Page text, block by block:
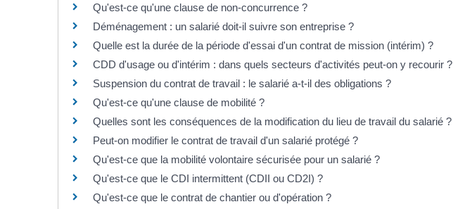
Qu'est-ce qu'une clause de non-concurrence ?
Déménagement : un salarié doit-il suivre son entreprise ?
Quelle est la durée de la période d'essai d'un contrat de mission (intérim) ?
CDD d'usage ou d'intérim : dans quels secteurs d'activités peut-on y recourir ?
Suspension du contrat de travail : le salarié a-t-il des obligations ?
Qu'est-ce qu'une clause de mobilité ?
Quelles sont les conséquences de la modification du lieu de travail du salarié ?
Peut-on modifier le contrat de travail d'un salarié protégé ?
Qu'est-ce que la mobilité volontaire sécurisée pour un salarié ?
Qu'est-ce que le CDI intermittent (CDII ou CD2I) ?
Qu'est-ce que le contrat de chantier ou d'opération ?